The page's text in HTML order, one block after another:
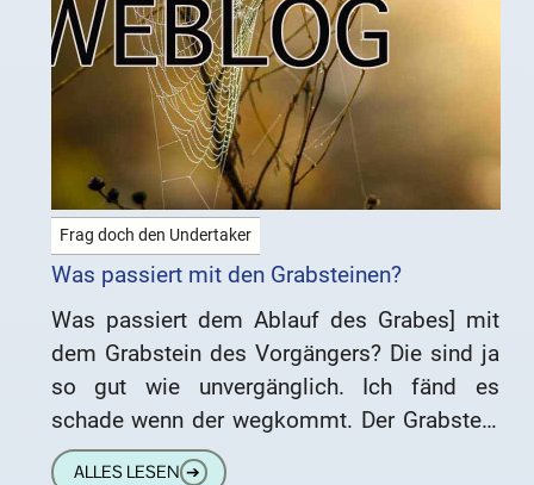
Frag doch den Undertaker
Was passiert mit den Grabsteinen?
Was passiert dem Ablauf des Grabes] mit
dem Grabstein des Vorgängers? Die sind ja
so gut wie unvergänglich. Ich fänd es
schade wenn der wegkommt. Der Grabstein
ist Eigentum des
ALLES LESEN ➔